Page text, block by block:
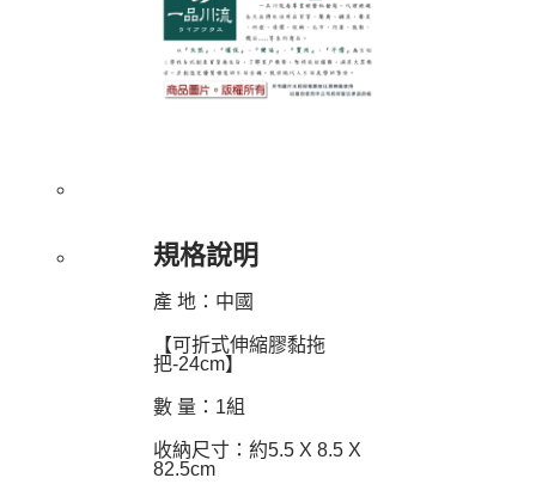
規格說明
產 地：中國
【可折式伸縮膠黏拖
把-24cm】
數 量：1組
收納尺寸：約5.5 X 8.5 X
82.5cm